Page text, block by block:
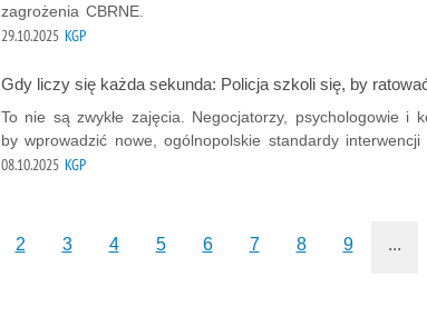
zagrożenia CBRNE.
29.10.2025 KGP
Gdy liczy się każda sekunda: Policja szkoli się, by
To nie są zwykłe zajęcia. Negocjatorzy, psychologowie i
by wprowadzić nowe, ogólnopolskie standardy
08.10.2025 KGP
2 3 4 5 6 7 8 9 ...